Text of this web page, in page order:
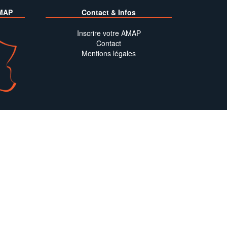
Contact & Infos
Inscrire votre AMAP
Contact
Mentions légales